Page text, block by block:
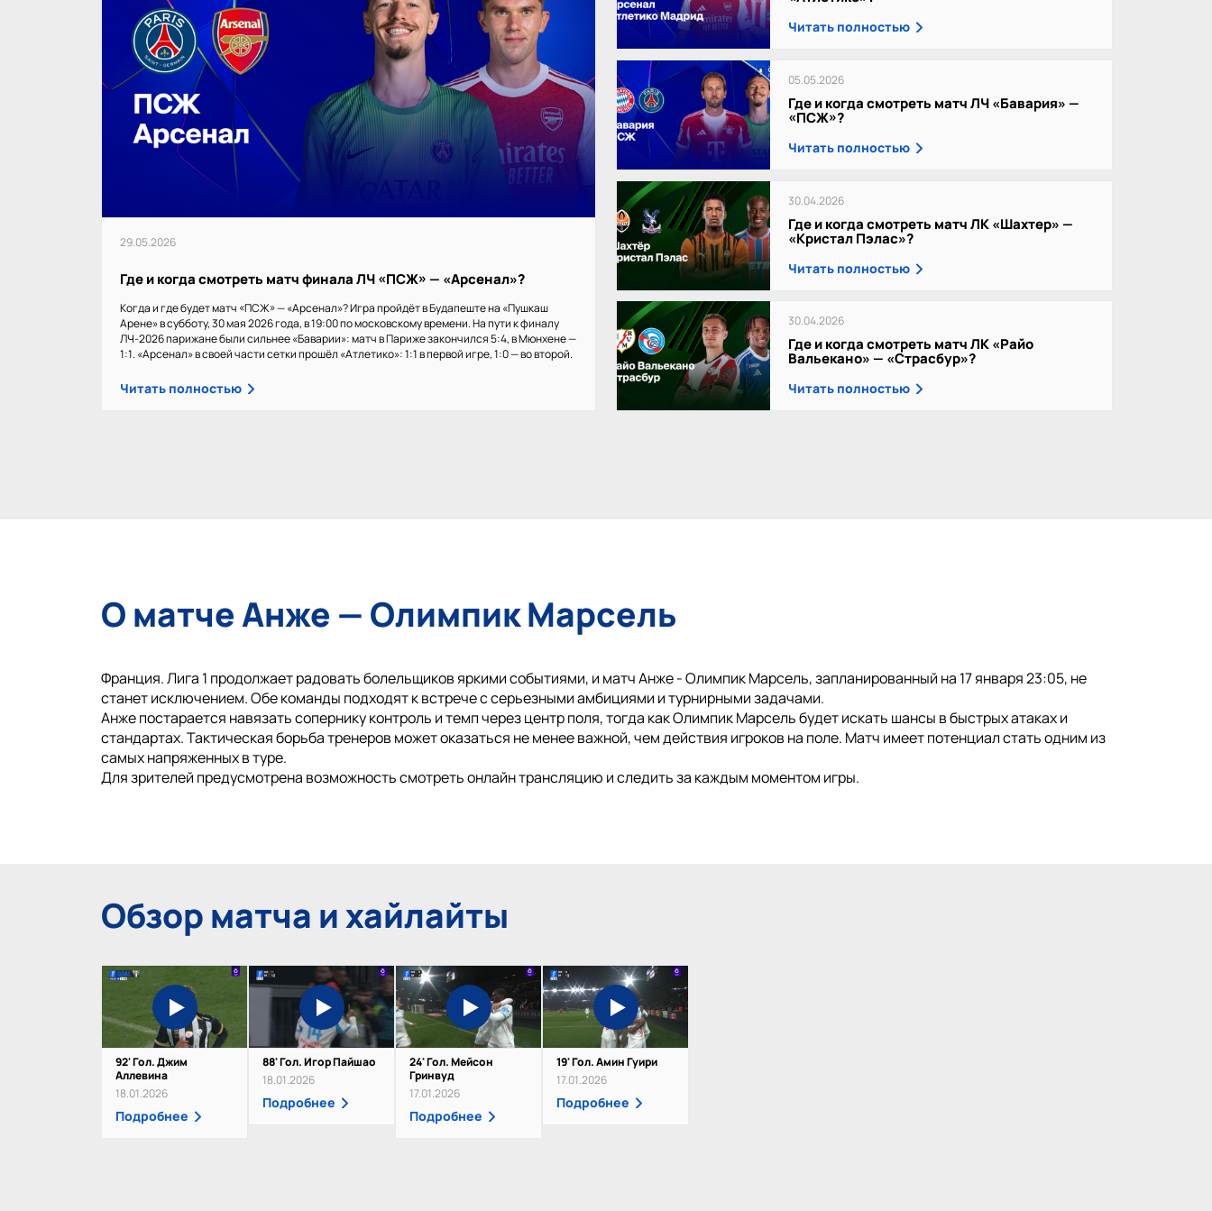
29.05.2026
Где и когда смотреть матч финала ЛЧ «ПСЖ» — «Арсенал»?
Когда и где будет матч «ПСЖ» — «Арсенал»? Игра пройдёт в Будапеште на «Пушкаш
Арене» в субботу, 30 мая 2026 года, в 19:00 по московскому времени. На пути к финалу
ЛЧ-2026 парижане были сильнее «Баварии»: матч в Париже закончился 5:4, в Мюнхене —
1:1. «Арсенал» в своей части сетки прошёл «Атлетико»: 1:1 в первой игре, 1:0 — во второй.
Читать полностью
Читать полностью
05.05.2026
Где и когда смотреть матч ЛЧ «Бавария» —
«ПСЖ»?
Читать полностью
30.04.2026
Где и когда смотреть матч ЛК «Шахтер» —
«Кристал Пэлас»?
Читать полностью
30.04.2026
Где и когда смотреть матч ЛК «Райо
Вальекано» — «Страсбур»?
Читать полностью
О матче Анже — Олимпик Марсель
Франция. Лига 1 продолжает радовать болельщиков яркими событиями, и матч Анже - Олимпик Марсель, запланированный на 17 января 23:05, не
станет исключением. Обе команды подходят к встрече с серьезными амбициями и турнирными задачами.
Анже постарается навязать сопернику контроль и темп через центр поля, тогда как Олимпик Марсель будет искать шансы в быстрых атаках и
стандартах. Тактическая борьба тренеров может оказаться не менее важной, чем действия игроков на поле. Матч имеет потенциал стать одним из
самых напряженных в туре.
Для зрителей предусмотрена возможность смотреть онлайн трансляцию и следить за каждым моментом игры.
Обзор матча и хайлайты
92' Гол. Джим
Аллевина
18.01.2026
Подробнее
88' Гол. Игор Пайшао
18.01.2026
Подробнее
24' Гол. Мейсон
Гринвуд
17.01.2026
Подробнее
19' Гол. Амин Гуири
17.01.2026
Подробнее